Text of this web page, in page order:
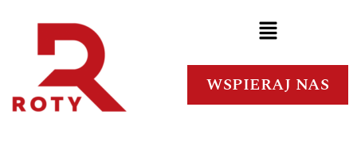
WSPIERAJ NAS